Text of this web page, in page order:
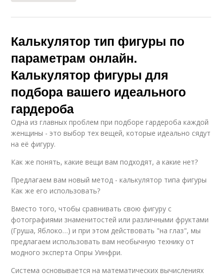
Калькулятор тип фигуры по
параметрам онлайн.
Калькулятор фигуры для
подбора вашего идеального
гардероба
Одна из главных проблем при подборе гардероба каждой
женщины - это выбор тех вещей, которые идеально сядут
на её фигуру.
Как же понять, какие вещи вам подходят, а какие нет?
Предлагаем вам новый метод - калькулятор типа фигуры
Как же его использовать?
Вместо того, чтобы сравнивать свою фигуру с
фотографиями знаменитостей или различными фруктами
(Груша, Яблоко…) и при этом действовать "на глаз", мы
предлагаем использовать вам необычную технику от
модного эксперта Опры Уинфри.
Система основывается на математических вычислениях